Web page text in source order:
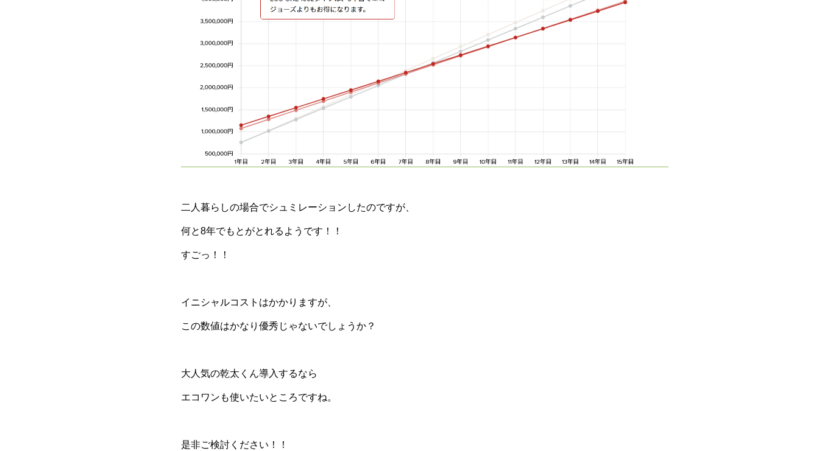
二人暮らしの場合でシュミレーションしたのですが、
何と8年でもとがとれるようです！！
すごっ！！
イニシャルコストはかかりますが、
この数値はかなり優秀じゃないでしょうか？
大人気の乾太くん導入するなら
エコワンも使いたいところですね。
是非ご検討ください！！